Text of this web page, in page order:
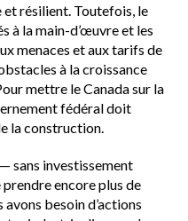
et résilient. Toutefois, le
à la main-d’œuvre et les
menaces et aux tarifs de
à la croissance
mettre le Canada sur la
fédéral doit
la construction.
sans investissement
encore plus de
besoin d’actions